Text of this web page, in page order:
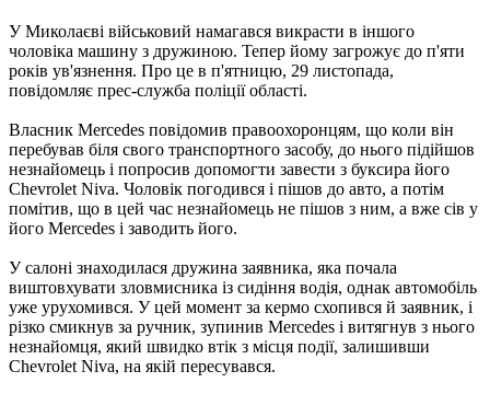
У Миколаєві військовий намагався викрасти в іншого
чоловіка машину з дружиною. Тепер йому загрожує до п'яти
років ув'язнення. Про це в п'ятницю, 29 листопада,
повідомляє прес-служба поліції області.
Власник Mercedes повідомив правоохоронцям, що коли він
перебував біля свого транспортного засобу, до нього підійшов
незнайомець і попросив допомогти завести з буксира його
Chevrolet Niva. Чоловік погодився і пішов до авто, а потім
помітив, що в цей час незнайомець не пішов з ним, а вже сів у
його Mercedes і заводить його.
У салоні знаходилася дружина заявника, яка почала
виштовхувати зловмисника із сидіння водія, однак автомобіль
уже урухомився. У цей момент за кермо схопився й заявник, і
різко смикнув за ручник, зупинив Mercedes і витягнув з нього
незнайомця, який швидко втік з місця події, залишивши
Chevrolet Niva, на якій пересувався.